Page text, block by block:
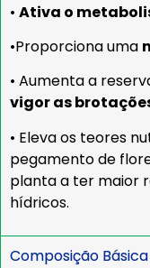
• Ativa o
•Proporciona uma
• Aumenta a
vigor as
• Eleva os teores
pegamento de
planta a ter maior
hídricos.
Composição Básica